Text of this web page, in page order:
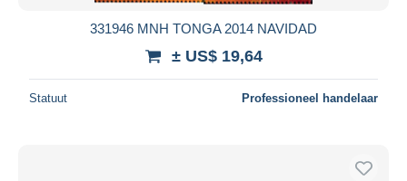
331946 MNH TONGA 2014 NAVIDAD
± US$ 19,64
Statuut Professioneel handelaar